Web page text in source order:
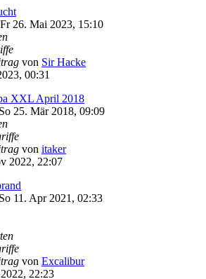
Fr 26. Mai 2023, 15:10
von Sir Hacke
00:31
XXL April 2018
So 25. Mär 2018, 09:09
von itaker
2022, 22:07
So 11. Apr 2021, 02:33
von Excalibur
22:23